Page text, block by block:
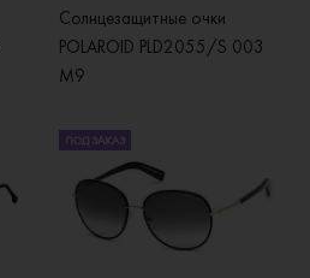
Солнцезащитные очки
POLAROID PLD2055/S 003
M9
ПОД ЗАКАЗ